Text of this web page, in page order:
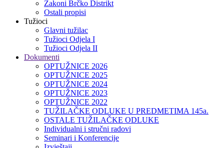
Zakoni Brčko Distrikt
Ostali propisi
Tužioci
Glavni tužilac
Tužioci Odjela I
Tužioci Odjela II
Dokumenti
OPTUŽNICE 2026
OPTUŽNICE 2025
OPTUŽNICE 2024
OPTUŽNICE 2023
OPTUŽNICE 2022
TUŽILAČKE ODLUKE U PREDMETIMA 145a.
OSTALE TUŽILAČKE ODLUKE
Individualni i stručni radovi
Seminari i Konferencije